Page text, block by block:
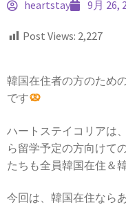
heartstay 9月 26,
Post Views: 2,227
韓国在住者の方のため
です
ハートステイコリアは
ら留学予定の方向けて
たちも全員韓国在住＆
今回は、韓国在住なら